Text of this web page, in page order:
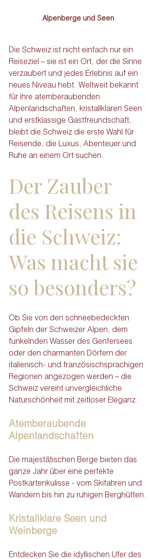
Alpenberge und Seen
Die Schweiz ist nicht einfach nur ein
Reiseziel – sie ist ein Ort, der die Sinne
verzaubert und jedes Erlebnis auf ein
neues Niveau hebt. Weltweit bekannt
für ihre atemberaubenden
Alpenlandschaften, kristallklaren Seen
und erstklassige Gastfreundschaft,
bleibt die Schweiz die erste Wahl für
Reisende, die Luxus, Abenteuer und
Ruhe an einem Ort suchen.
Der Zauber
des Reisens in
die Schweiz:
Was macht sie
so besonders?
Ob Sie von den schneebedeckten
Gipfeln der Schweizer Alpen, dem
funkelnden Wasser des Genfersees
oder den charmanten Dörfern der
italienisch- und französischsprachigen
Regionen angezogen werden – die
Schweiz vereint unvergleichliche
Naturschönheit mit zeitloser Eleganz.
Atemberaubende
Alpenlandschaften
Die majestätischen Berge bieten das
ganze Jahr über eine perfekte
Postkartenkulisse - vom Skifahren und
Wandern bis hin zu ruhigen Berghütten.
Kristallklare Seen und
Weinberge
Entdecken Sie die idyllischen Ufer des